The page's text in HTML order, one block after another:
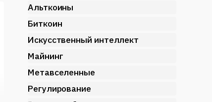
Альткоины
Биткоин
Искусственный интеллект
Майнинг
Метавселенные
Регулирование